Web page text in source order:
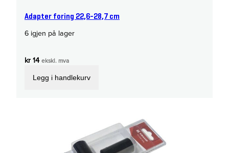
Adapter foring 22,6-28,7 cm
6 igjen på lager
kr14 ekskl. mva
Legg i handlekurv